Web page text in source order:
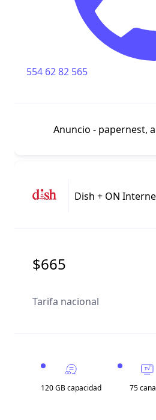
554 62 82 565
Anuncio - papernest,
Dish + ON
$665
Tarifa nacional
120 GB capacidad 75